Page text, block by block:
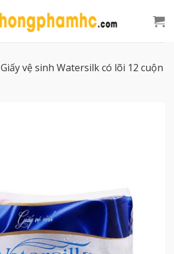
Giấy vệ sinh Watersilk có lõi 12 cuộn